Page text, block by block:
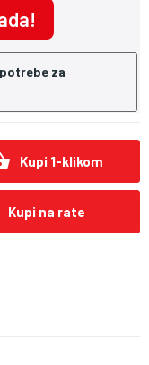
potrebe za
Kupi 1-klikom
Kupi na rate